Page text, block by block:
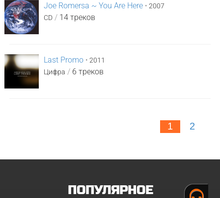
Joe Romersa ~ You Are Here • 2007
CD / 14 треков
Last Promo • 2011
Цифра / 6 треков
1 2
ПОПУЛЯРНОЕ